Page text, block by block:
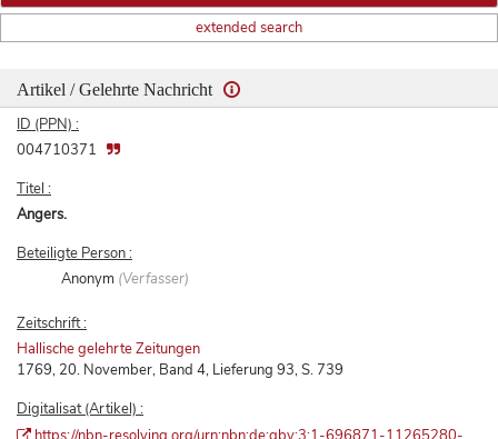
extended search
Artikel / Gelehrte Nachricht
ID (PPN) :
004710371
Titel :
Angers.
Beteiligte Person :
Anonym (Verfasser)
Zeitschrift :
Hallische gelehrte Zeitungen
1769, 20. November, Band 4, Lieferung 93, S. 739
Digitalisat (Artikel) :